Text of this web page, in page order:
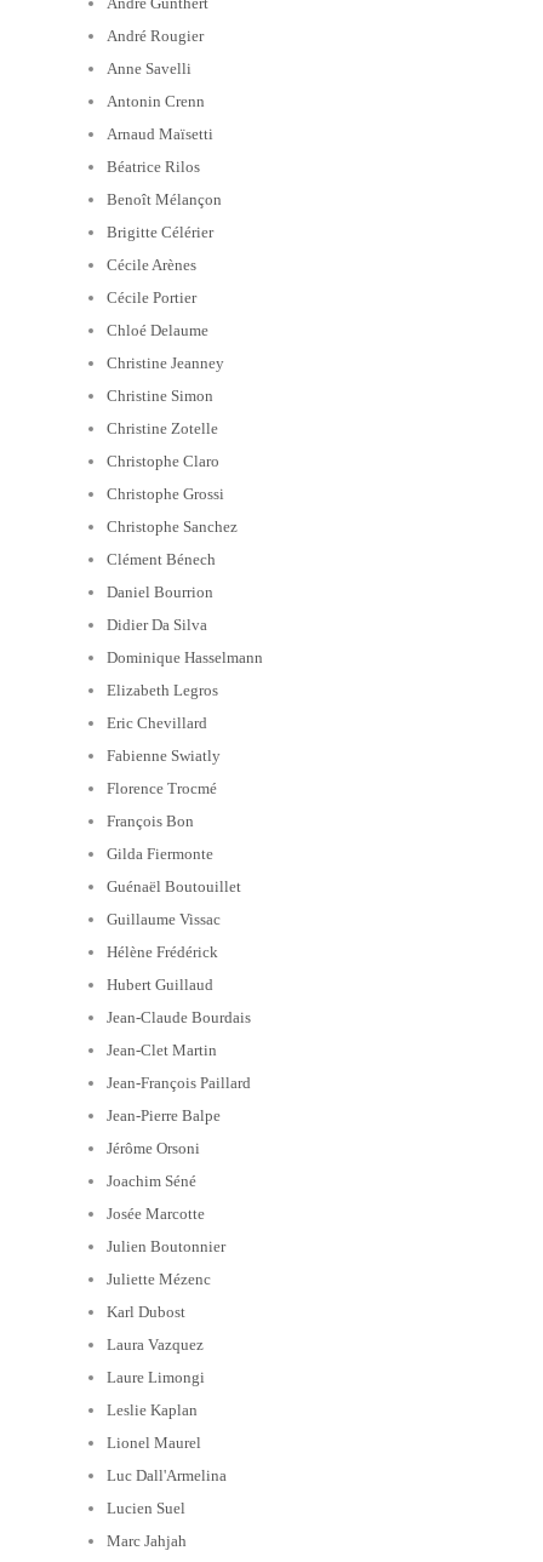
André Rougier
Anne Savelli
Antonin Crenn
Arnaud Maïsetti
Béatrice Rilos
Benoît Mélançon
Brigitte Célérier
Cécile Arènes
Cécile Portier
Chloé Delaume
Christine Jeanney
Christine Simon
Christine Zotelle
Christophe Claro
Christophe Grossi
Christophe Sanchez
Clément Bénech
Daniel Bourrion
Didier Da Silva
Dominique Hasselmann
Elizabeth Legros
Eric Chevillard
Fabienne Swiatly
Florence Trocmé
François Bon
Gilda Fiermonte
Guénaël Boutouillet
Guillaume Vissac
Hélène Frédérick
Hubert Guillaud
Jean-Claude Bourdais
Jean-Clet Martin
Jean-François Paillard
Jean-Pierre Balpe
Jérôme Orsoni
Joachim Séné
Josée Marcotte
Julien Boutonnier
Juliette Mézenc
Karl Dubost
Laura Vazquez
Laure Limongi
Leslie Kaplan
Lionel Maurel
Luc Dall'Armelina
Lucien Suel
Marc Jahjah